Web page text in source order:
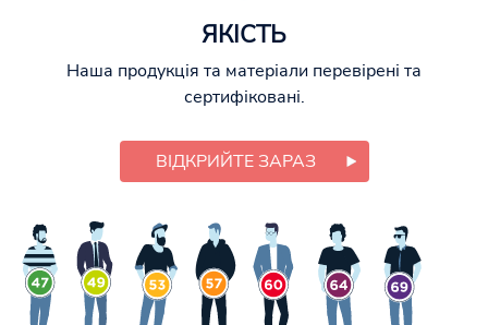
ЯКІСТЬ
Наша продукція та матеріали перевірені та
сертифіковані.
ВІДКРИЙТЕ ЗАРАЗ